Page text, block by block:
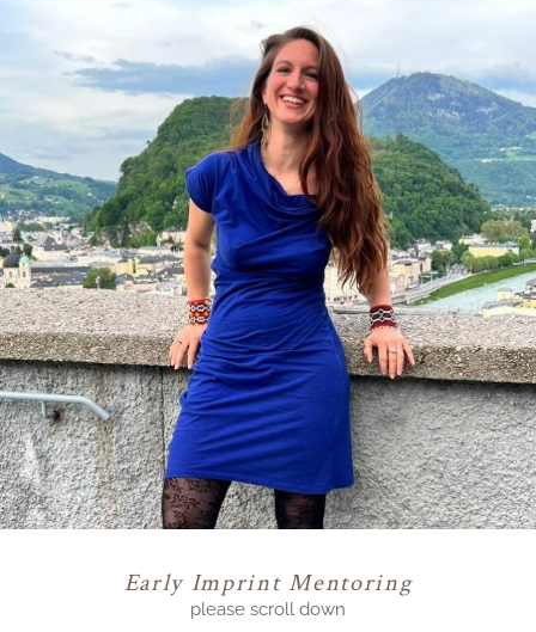
Early Imprint Mentoring
please scroll down